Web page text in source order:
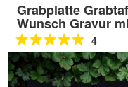
Grabplatte
Wunsch Gravur
4